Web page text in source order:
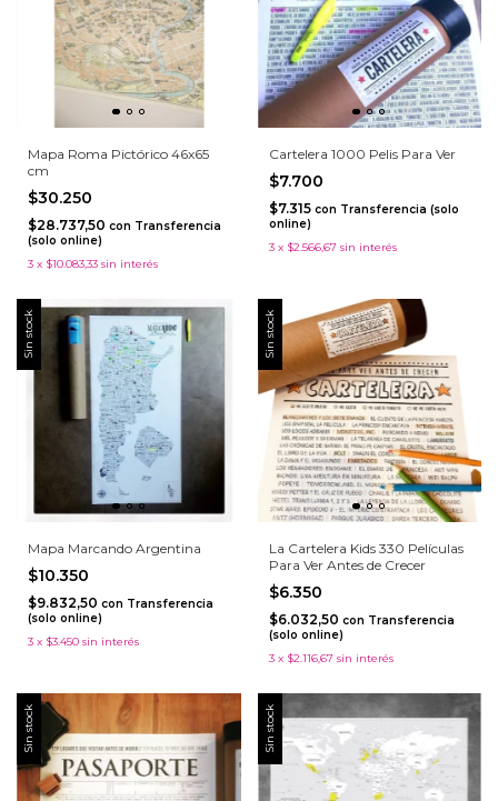
Mapa Roma Pictórico 46x65
cm
$30.250
$28.737,50 con Transferencia
(solo online)
3 x $10.083,33 sin interés
Cartelera 1000 Pelis Para Ver
$7.700
$7.315 con Transferencia (solo
online)
3 x $2.566,67 sin interés
Sin stock
Mapa Marcando Argentina
$10.350
$9.832,50 con Transferencia
(solo online)
3 x $3.450 sin interés
Sin stock
La Cartelera Kids 330 Películas
Para Ver Antes de Crecer
$6.350
$6.032,50 con Transferencia
(solo online)
3 x $2.116,67 sin interés
Sin stock Sin stock